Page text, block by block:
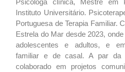
Instituto Universitário.
Portuguesa de Terapia Familiar.
Estrela do Mar desde 2023,
adolescentes e adultos, e
familiar e de casal. A par da
colaborado em projetos